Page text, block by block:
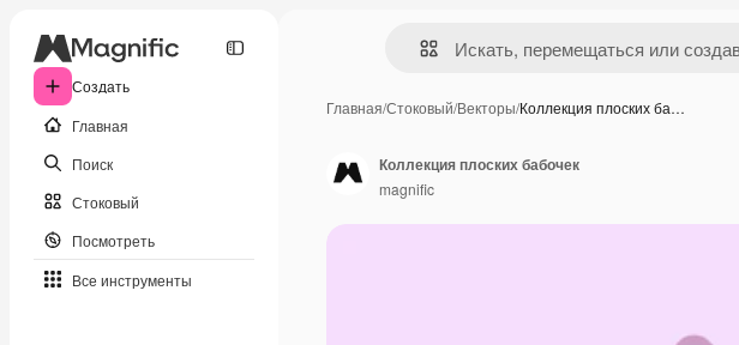
Создать
Главная
Поиск
Стоковый
Посмотреть
Все инструменты
Главная/Стоковый/Векторы/Коллекция плоских ба…
Коллекция плоских бабочек
magnific